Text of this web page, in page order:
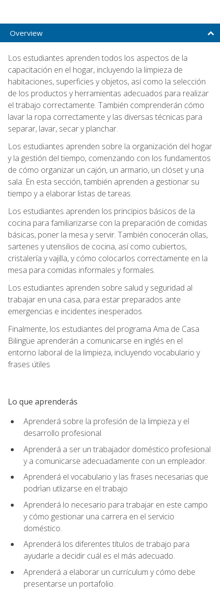
Overview
Los estudiantes aprenden todos los aspectos de la
capacitación en el hogar, incluyendo la limpieza de
habitaciones, superficies y objetos, así como la selección
de los productos y herramientas adecuados para realizar
el trabajo correctamente. También comprenderán cómo
lavar la ropa correctamente y las diversas técnicas para
separar, lavar, secar y planchar.
Los estudiantes aprenden sobre la organización del hogar
y la gestión del tiempo, comenzando con los fundamentos
de cómo organizar un cajón, un armario, un clóset y una
sala. En esta sección, también aprenden a gestionar su
tiempo y a elaborar listas de tareas.
Los estudiantes aprenden los principios básicos de la
cocina para familiarizarse con la preparación de comidas
básicas, poner la mesa y servir. También conocerán ollas,
sartenes y utensilios de cocina, así como cubiertos,
cristalería y vajilla, y cómo colocarlos correctamente en la
mesa para comidas informales y formales.
Los estudiantes aprenden sobre salud y seguridad al
trabajar en una casa, para estar preparados ante
emergencias e incidentes inesperados.
Finalmente, los estudiantes del programa Ama de Casa
Bilingüe aprenderán a comunicarse en inglés en el
entorno laboral de la limpieza, incluyendo vocabulario y
frases útiles
Lo que aprenderás
Aprenderá sobre la profesión de la limpieza y el
desarrollo profesional.
Aprenderá a ser un trabajador doméstico profesional
y a comunicarse adecuadamente con un empleador.
Aprenderá el vocabulario y las frases necesarias que
podrìan utlizarse en el trabajo
Aprenderá lo necesario para trabajar en este campo
y cómo gestionar una carrera en el servicio
doméstico.
Aprenderá los diferentes títulos de trabajo para
ayudarle a decidir cuál es el más adecuado.
Aprenderá a elaborar un currículum y cómo debe
presentarse un portafolio.